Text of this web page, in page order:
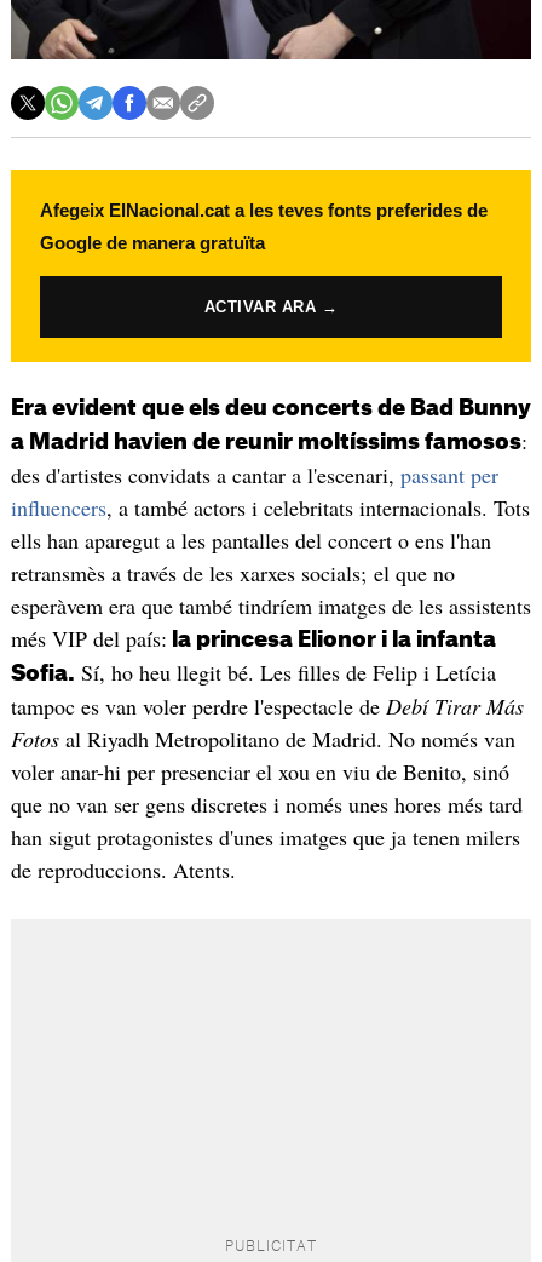
Afegeix ElNacional.cat a les teves fonts preferides de
Google de manera gratuïta
ACTIVAR ARA →
Era evident que els deu concerts de Bad Bunny
a Madrid havien de reunir moltíssims famosos:
des d'artistes convidats a cantar a l'escenari, passant per
influencers, a també actors i celebritats internacionals. Tots
ells han aparegut a les pantalles del concert o ens l'han
retransmès a través de les xarxes socials; el que no
esperàvem era que també tindríem imatges de les assistents
més VIP del país: la princesa Elionor i la infanta
Sofia. Sí, ho heu llegit bé. Les filles de Felip i Letícia
tampoc es van voler perdre l'espectacle de Debí Tirar Más
Fotosal Riyadh Metropolitano de Madrid. No només van
voler anar-hi per presenciar el xou en viu de Benito, sinó
que no van ser gens discretes i només unes hores més tard
han sigut protagonistes d'unes imatges que ja tenen milers
de reproduccions. Atents.